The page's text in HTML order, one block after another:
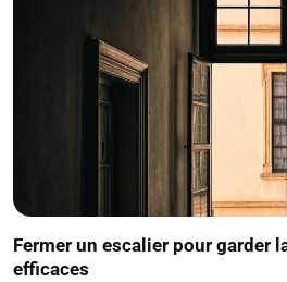
Fermer un escalier pour garder
efficaces